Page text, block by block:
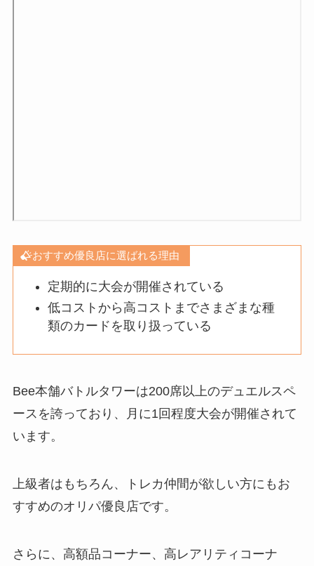
おすすめ優良店に選ばれる理由
定期的に大会が開催されている
低コストから高コストまでさまざまな種
類のカードを取り扱っている
Bee本舗バトルタワーは200席以上のデュエルスペ
ースを誇っており、月に1回程度大会が開催されて
います。
上級者はもちろん、トレカ仲間が欲しい方にもお
すすめのオリパ優良店です。
さらに、高額品コーナー、高レアリティコーナ